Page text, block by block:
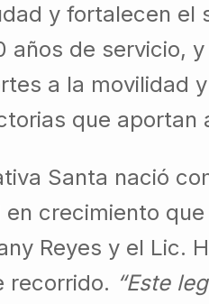
y fortalecen
de servicio,
a la
que aportan
Santa nació
crecimiento
Reyes y el Lic.
recorrido. “Este